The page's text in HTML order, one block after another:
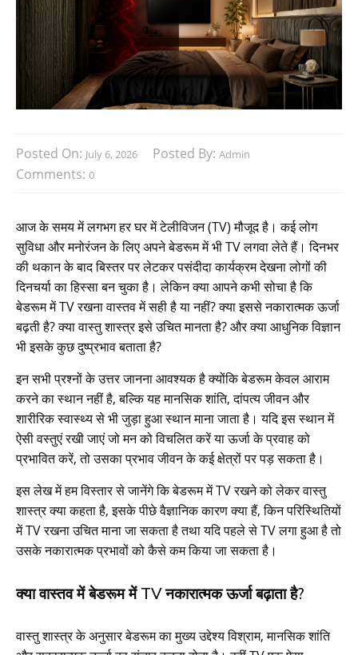
Posted On: July 6, 2026 Posted By: Admin
Comments: 0
आज के समय में लगभग हर घर में टेलीविजन (TV) मौजूद है। कई लोग
सुविधा और मनोरंजन के लिए अपने बेडरूम में भी TV लगवा लेते हैं। दिनभर
की थकान के बाद बिस्तर पर लेटकर पसंदीदा कार्यक्रम देखना लोगों की
दिनचर्या का हिस्सा बन चुका है। लेकिन क्या आपने कभी सोचा है कि
बेडरूम में TV रखना वास्तव में सही है या नहीं? क्या इससे नकारात्मक ऊर्जा
बढ़ती है? क्या वास्तु शास्त्र इसे उचित मानता है? और क्या आधुनिक विज्ञान
भी इसके कुछ दुष्प्रभाव बताता है?
इन सभी प्रश्नों के उत्तर जानना आवश्यक है क्योंकि बेडरूम केवल आराम
करने का स्थान नहीं है, बल्कि यह मानसिक शांति, दांपत्य जीवन और
शारीरिक स्वास्थ्य से भी जुड़ा हुआ स्थान माना जाता है। यदि इस स्थान में
ऐसी वस्तुएं रखी जाएं जो मन को विचलित करें या ऊर्जा के प्रवाह को
प्रभावित करें, तो उसका प्रभाव जीवन के कई क्षेत्रों पर पड़ सकता है।
इस लेख में हम विस्तार से जानेंगे कि बेडरूम में TV रखने को लेकर वास्तु
शास्त्र क्या कहता है, इसके पीछे वैज्ञानिक कारण क्या हैं, किन परिस्थितियों
में TV रखना उचित माना जा सकता है तथा यदि पहले से TV लगा हुआ है तो
उसके नकारात्मक प्रभावों को कैसे कम किया जा सकता है।
क्या वास्तव में बेडरूम में TV नकारात्मक ऊर्जा बढ़ाता है?
वास्तु शास्त्र के अनुसार बेडरूम का मुख्य उद्देश्य विश्राम, मानसिक शांति